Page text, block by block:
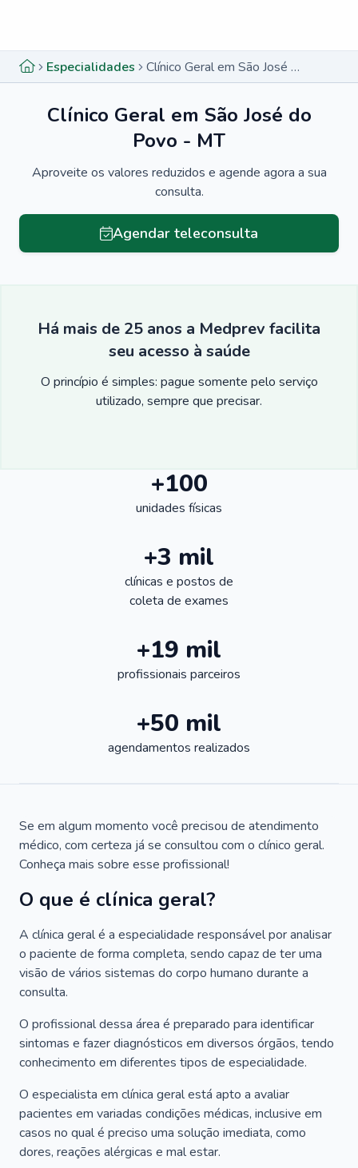
Especialidades Clínico Geral em São José do Povo - MT
Clínico Geral em São José do
Povo - MT
Aproveite os valores reduzidos e agende agora a sua
consulta.
Agendar teleconsulta
Há mais de 25 anos a Medprev facilita
seu acesso à saúde
O princípio é simples: pague somente pelo serviço
utilizado, sempre que precisar.
+100
unidades físicas
+3 mil
clínicas e postos de
coleta de exames
+19 mil
profissionais parceiros
+50 mil
agendamentos realizados
Se em algum momento você precisou de atendimento
médico, com certeza já se consultou com o clínico geral.
Conheça mais sobre esse profissional!
O que é clínica geral?
A clínica geral é a especialidade responsável por analisar
o paciente de forma completa, sendo capaz de ter uma
visão de vários sistemas do corpo humano durante a
consulta.
O profissional dessa área é preparado para identificar
sintomas e fazer diagnósticos em diversos órgãos, tendo
conhecimento em diferentes tipos de especialidade.
O especialista em clínica geral está apto a avaliar
pacientes em variadas condições médicas, inclusive em
casos no qual é preciso uma solução imediata, como
dores, reações alérgicas e mal estar.